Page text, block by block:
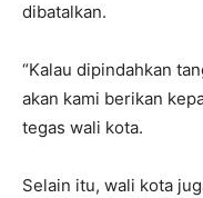
dibatalkan.
“Kalau dipindahkan
akan kami berikan
tegas wali kota.
Selain itu, wali kota